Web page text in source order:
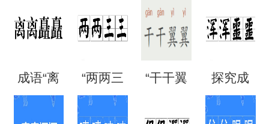
是什么
时刻
么意
思？出
攘熙
熙”的用
法、典
故和出
么意
思？
成语“离 “两两三 “干干翼 探究成
语“混混